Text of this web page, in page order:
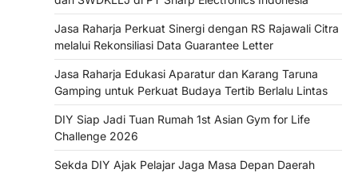
Jasa Raharja Perkuat Sinergi dengan RS Rajawali Citra
melalui Rekonsiliasi Data Guarantee Letter
Jasa Raharja Edukasi Aparatur dan Karang Taruna
Gamping untuk Perkuat Budaya Tertib Berlalu Lintas
DIY Siap Jadi Tuan Rumah 1st Asian Gym for Life
Challenge 2026
Sekda DIY Ajak Pelajar Jaga Masa Depan Daerah